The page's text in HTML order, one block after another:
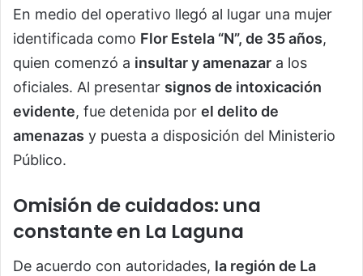
En medio del operativo llegó al lugar una mujer
identificada como Flor Estela “N”, de 35 años,
quien comenzó a insultar y amenazar a los
oficiales. Al presentar signos de intoxicación
evidente, fue detenida por el delito de
amenazas y puesta a disposición del Ministerio
Público.
Omisión de cuidados: una
constante en La Laguna
De acuerdo con autoridades, la región de La